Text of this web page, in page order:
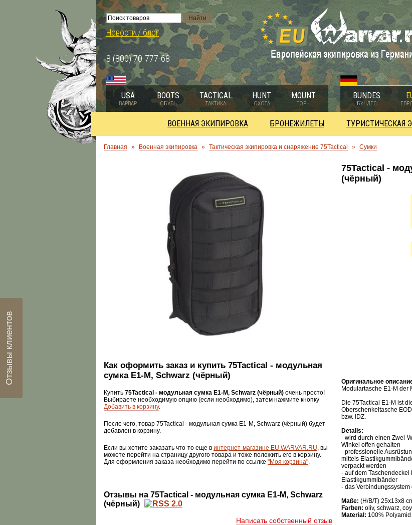
Новости / блог
8 (800) 70-777-68
USA
ВАРВАР
BOOTS
ОБУВЬ
TACTICAL
ТАКТИКА
HUNT
ОХОТА
MOUNT
ГОРЫ
BUNDES
БУНДЕС
ВОЕННАЯ ЭКИПИРОВКА БРОНЕЖИЛЕТЫ ТУРИСТИЧЕСКАЯ
Главная » Военная экипировка » Тактическая экипировка и снаряжение 75Tactical » Сумки
Как оформить заказ и купить 75Tactical - модульная
сумка Е1-М, Schwarz (чёрный)
Купить 75Tactical - модульная сумка Е1-М, Schwarz (чёрный) очень просто!
Выбираете необходимую опцию (если необходимо), затем нажмите кнопку
Добавить в корзину.
После чего, товар 75Tactical - модульная сумка Е1-М, Schwarz (чёрный) будет
добавлен в корзину.
Если вы хотите заказать что-то еще в интернет-магазине EU.WARVAR.RU, вы
можете перейти на страницу другого товара и тоже положить его в корзину.
Для оформления заказа необходимо перейти по ссылке "Моя корзина".
Отзывы на 75Tactical - модульная сумка Е1-М, Schwarz
(чёрный)
Написать собственный отзыв
75Tactical -
(чёрный)
Оригинальное
Modulartasche E1-M der
Die 75Tactical E1-M ist
Oberschenkeltasche
bzw. IDZ.
Details:
- wird durch einen Zwei-
Winkel offen gehalten
- professionelle
mittels
verpackt werden
- auf dem
Elastikgummibänder
- das
Maße: (H/B/T) 25x13x8
Farben: oliv, schwarz,
Material: 100%
Отзывы клиентов